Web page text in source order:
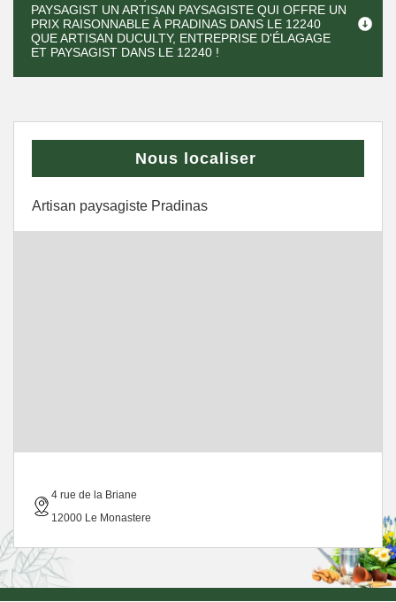
PAYSAGIST UN ARTISAN PAYSAGISTE QUI OFFRE UN
PRIX RAISONNABLE À PRADINAS DANS LE 12240
QUE ARTISAN DUCULTY, ENTREPRISE D'ÉLAGAGE
ET PAYSAGIST DANS LE 12240 !
Nous localiser
Artisan paysagiste Pradinas
4 rue de la Briane
12000 Le Monastere